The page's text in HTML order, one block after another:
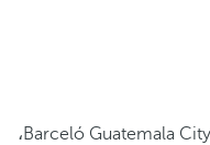
يتميز مطعم كيوتو، الذي يقع داخل فندق Barceló Guatemala City،